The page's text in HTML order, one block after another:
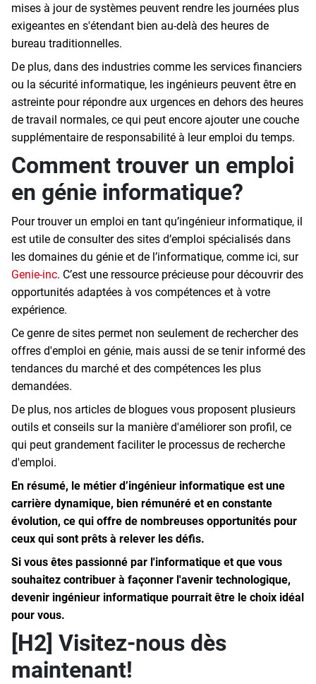
mises à jour de systèmes peuvent rendre les journées plus
exigeantes en s'étendant bien au-delà des heures de
bureau traditionnelles.
De plus, dans des industries comme les services financiers
ou la sécurité informatique, les ingénieurs peuvent être en
astreinte pour répondre aux urgences en dehors des heures
de travail normales, ce qui peut encore ajouter une couche
supplémentaire de responsabilité à leur emploi du temps.
Comment trouver un emploi
en génie informatique?
Pour trouver un emploi en tant qu’ingénieur informatique, il
est utile de consulter des sites d’emploi spécialisés dans
les domaines du génie et de l’informatique, comme ici, sur
Genie-inc. C’est une ressource précieuse pour découvrir des
opportunités adaptées à vos compétences et à votre
expérience.
Ce genre de sites permet non seulement de rechercher des
offres d'emploi en génie, mais aussi de se tenir informé des
tendances du marché et des compétences les plus
demandées.
De plus, nos articles de blogues vous proposent plusieurs
outils et conseils sur la manière d'améliorer son profil, ce
qui peut grandement faciliter le processus de recherche
d'emploi.
En résumé, le métier d’ingénieur informatique est une
carrière dynamique, bien rémunéré et en constante
évolution, ce qui offre de nombreuses opportunités pour
ceux qui sont prêts à relever les défis.
Si vous êtes passionné par l'informatique et que vous
souhaitez contribuer à façonner l'avenir technologique,
devenir ingénieur informatique pourrait être le choix idéal
pour vous.
[H2] Visitez-nous dès
maintenant!